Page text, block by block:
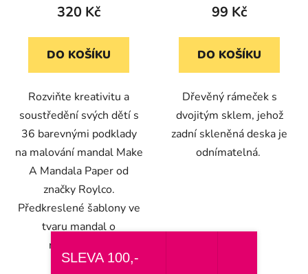
320 Kč
DO KOŠÍKU
Rozviňte kreativitu a
soustředění svých dětí s
36 barevnými podklady
na malování mandal Make
A Mandala Paper od
značky Roylco.
Předkreslené šablony ve
tvaru mandal o
rozměrech...
99 Kč
DO KOŠÍKU
Dřevěný rámeček s
dvojitým sklem, jehož
zadní skleněná deska je
odnímatelná.
SLEVA 100,-